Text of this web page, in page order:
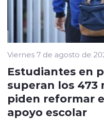
Viernes 7 de agosto de
Estudiantes en
superan los 473
piden reformar
apoyo escolar